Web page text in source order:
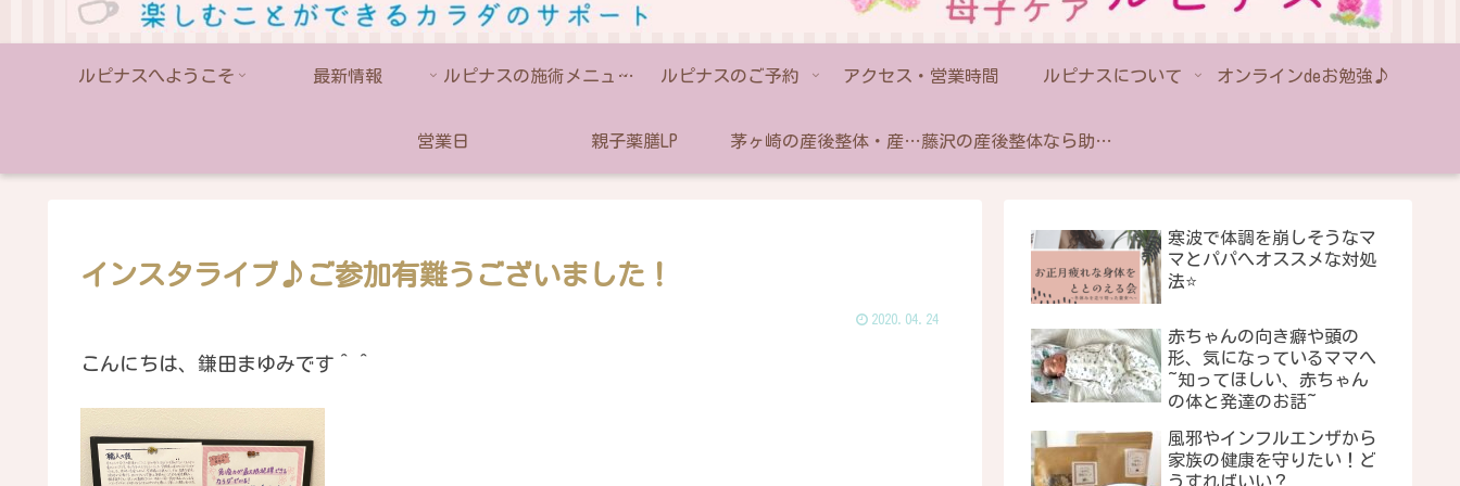
ルピナスへようこそ 最新情報 ルピナスの施術メニュー💫 ルピナスのご予約 アクセス・営業時間 ルピナスについて オンラインdeお勉強♪
営業日 親子薬膳LP 茅ヶ崎の産後整体・産後骨盤矯正なら助産師のいるルピナス 藤沢の産後整体なら助産師のいるルピナス｜産後骨盤矯正・出張対応
インスタライブ♪ご参加有難うございました！
2020.04.24
こんにちは、鎌田まゆみです＾＾
寒波で体調を崩しそうなマ
マとパパへオススメな対処
法⭐️
赤ちゃんの向き癖や頭の
形、気になっているママへ
~知ってほしい、赤ちゃん
の体と発達のお話~
風邪やインフルエンザから
家族の健康を守りたい！ど
うすればいい？